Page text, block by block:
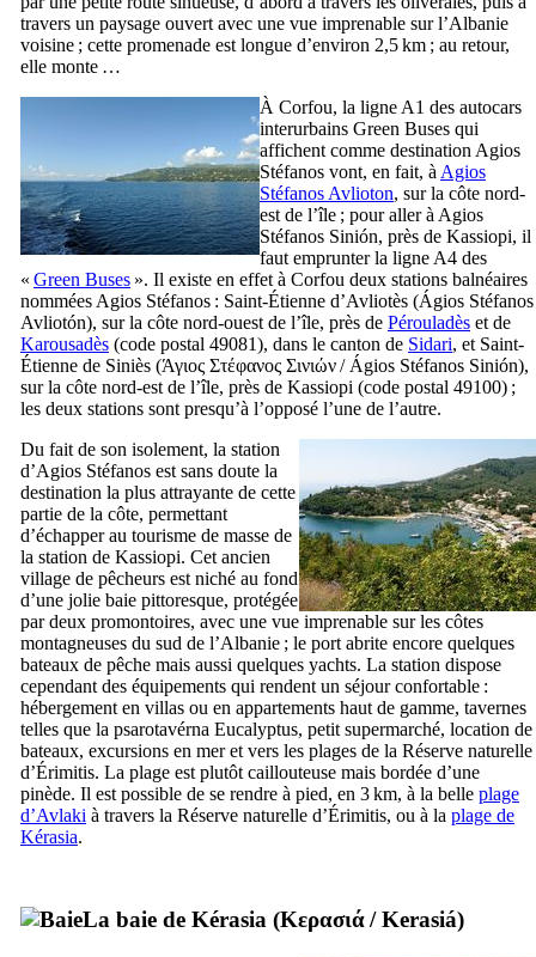
travers un paysage ouvert avec une vue imprenable sur l’Albanie
voisine ; cette promenade est longue d’environ 2,5 km ; au retour,
elle monte …
À Corfou, la ligne A1 des autocars
interurbains Green Buses qui
affichent comme destination Agios
Stéfanos vont, en fait, à Agios
Stéfanos Avlioton, sur la côte nord-
est de l’île ; pour aller à Agios
Stéfanos Sinión, près de Kassiopi, il
faut emprunter la ligne A4 des
« Green Buses ». Il existe en effet à Corfou deux stations balnéaires
nommées Agios Stéfanos : Saint-Étienne d’Avliotès (Ágios Stéfanos
Avliotón), sur la côte nord-ouest de l’île, près de Pérouladès et de
Karousadès (code postal 49081), dans le canton de Sidari, et Saint-
Étienne de Siniès (Άγιος Στέφανος Σινιών/ Ágios Stéfanos Sinión),
sur la côte nord-est de l’île, près de Kassiopi (code postal 49100) ;
les deux stations sont presqu’à l’opposé l’une de l’autre.
Du fait de son isolement, la station
d’Agios Stéfanos est sans doute la
destination la plus attrayante de cette
partie de la côte, permettant
d’échapper au tourisme de masse de
la station de Kassiopi. Cet ancien
village de pêcheurs est niché au fond
d’une jolie baie pittoresque, protégée
par deux promontoires, avec une vue imprenable sur les côtes
montagneuses du sud de l’Albanie ; le port abrite encore quelques
bateaux de pêche mais aussi quelques yachts. La station dispose
cependant des équipements qui rendent un séjour confortable :
hébergement en villas ou en appartements haut de gamme, tavernes
telles que la psarotavérna Eucalyptus, petit supermarché, location de
bateaux, excursions en mer et vers les plages de la Réserve naturelle
d’Érimitis. La plage est plutôt caillouteuse mais bordée d’une
pinède. Il est possible de se rendre à pied, en 3 km, à la belle plage
d’Avlaki à travers la Réserve naturelle d’Érimitis, ou à la plage de
Kérasia.
La baie de Kérasia (Κερασιά/Kerasiá)